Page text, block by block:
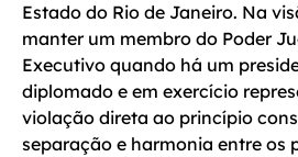
Estado do Rio de Janeiro. Na
manter um membro do Poder
Executivo quando há um
diplomado e em exercício
violação direta ao princípio
separação e harmonia entre os